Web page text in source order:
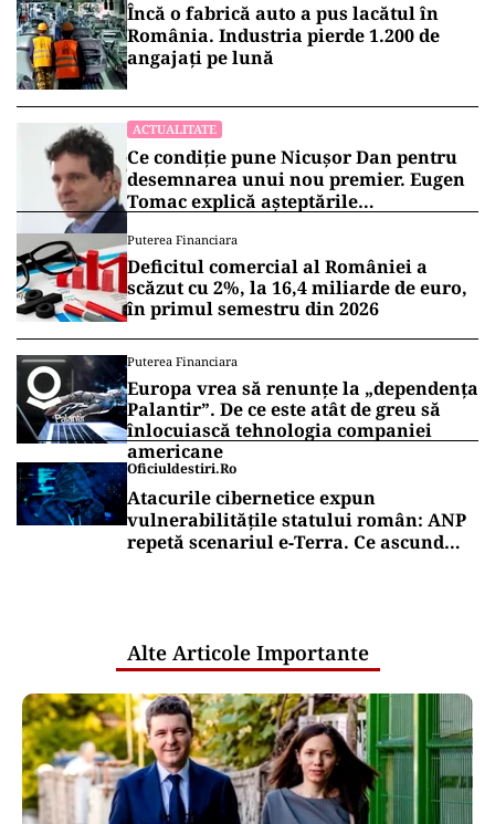
Încă o fabrică auto a pus lacătul în
România. Industria pierde 1.200 de
angajați pe lună
ACTUALITATE
Ce condiție pune Nicușor Dan pentru
desemnarea unui nou premier. Eugen
Tomac explică așteptările
Puterea Financiara
Deficitul comercial al României a
scăzut cu 2%, la 16,4 miliarde de euro,
în primul semestru din 2026
Puterea Financiara
Europa vrea să renunțe la „dependența
Palantir”. De ce este atât de greu să
înlocuiască tehnologia companiei
americane
Oficiuldestiri.ro
Atacurile cibernetice expun
vulnerabilitățile statului român: ANP
repetă scenariul e‑Terra. Ce ascund
Alte Articole Importante